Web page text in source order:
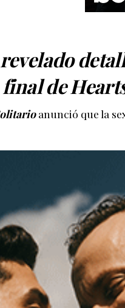
de
anunció que la